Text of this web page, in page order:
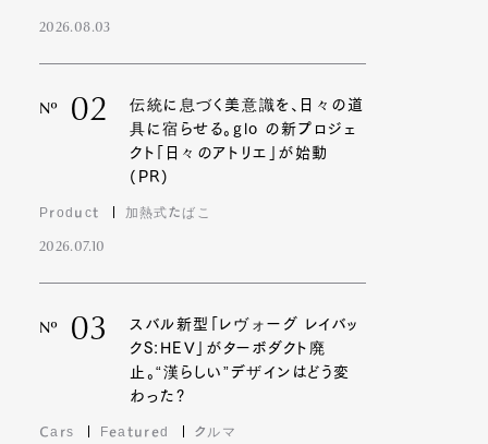
2026.08.03
Nº 02
伝統に息づく美意識を、日々の道
具に宿らせる。glo の新プロジェ
クト「日々のアトリエ」が始動
(PR)
Product 加熱式たばこ
2026.07.10
Nº 03
スバル新型「レヴォーグ レイバッ
クS:HEV」がターボダクト廃
止。“漢らしい”デザインはどう変
わった?
Cars Featured クルマ